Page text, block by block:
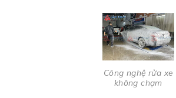
Công nghệ rửa xe
không chạm